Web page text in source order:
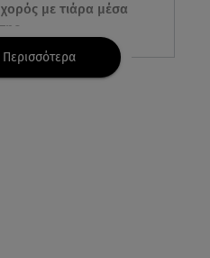
με τιάρα μέσα
Περισσότερα